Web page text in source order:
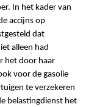
In het kader van
accijns op
dat
alleen had
het door haar
voor de gasolie
te verzekeren
belastingdienst het